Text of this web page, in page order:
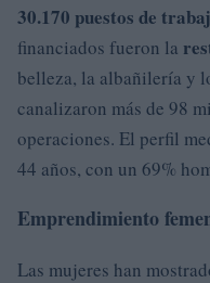
30.170 puestos de
financiados fueron la
belleza, la albañilería y
canalizaron más de 98
operaciones. El perfil
44 años, con un 69%
Emprendimiento
Las mujeres han